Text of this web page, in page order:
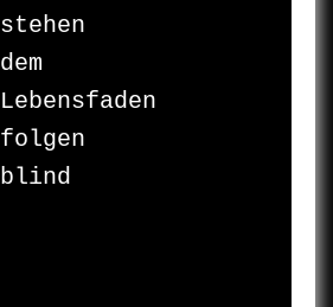
stehen
dem
Lebensfaden
folgen
blind